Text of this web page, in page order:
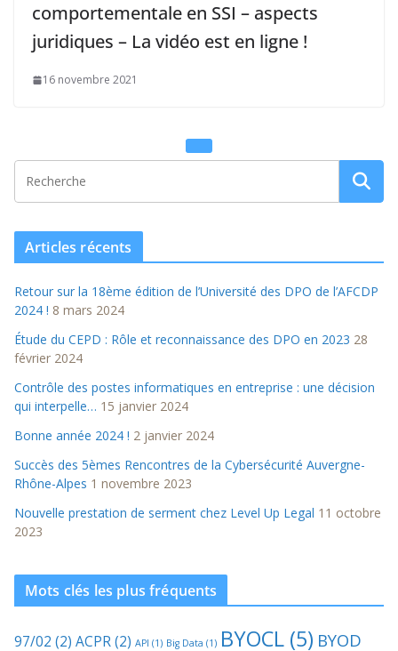
comportementale en SSI – aspects
juridiques – La vidéo est en ligne !
16 novembre 2021
Articles récents
Retour sur la 18ème édition de l’Université des DPO de l’AFCDP
2024 ! 8 mars 2024
Étude du CEPD : Rôle et reconnaissance des DPO en 2023 28
février 2024
Contrôle des postes informatiques en entreprise : une décision
qui interpelle… 15 janvier 2024
Bonne année 2024 ! 2 janvier 2024
Succès des 5èmes Rencontres de la Cybersécurité Auvergne-
Rhône-Alpes 1 novembre 2023
Nouvelle prestation de serment chez Level Up Legal 11 octobre
2023
Mots clés les plus fréquents
97/02 (2) ACPR(2) API (1) Big Data (1) BYOCL (5) BYOD